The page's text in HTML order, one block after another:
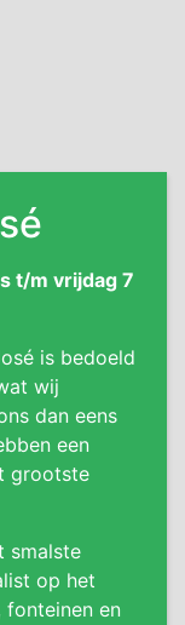
t/m vrijdag 7
is bedoeld
wij
dan eens
een
grootste
smalste
op het
fonteinen en